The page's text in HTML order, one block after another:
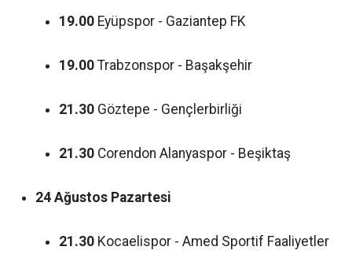
19.00 Eyüpspor - Gaziantep FK
19.00 Trabzonspor - Başakşehir
21.30 Göztepe - Gençlerbirliği
21.30 Corendon Alanyaspor - Beşiktaş
24 Ağustos Pazartesi
21.30 Kocaelispor - Amed Sportif Faaliyetler